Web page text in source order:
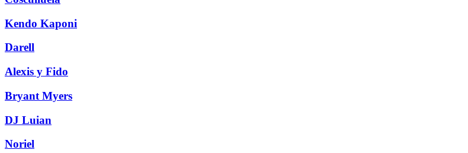
Kendo Kaponi
Darell
Alexis y Fido
Bryant Myers
DJ Luian
Noriel